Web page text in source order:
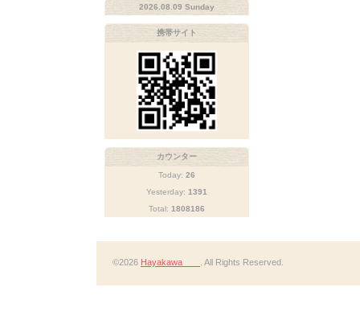
2026.08.09 Sunday
携帯サイト
カウンター
Today: 26
Yesterday: 1391
Total: 1808186
©2026 Hayakawa . All Rights Reserved.